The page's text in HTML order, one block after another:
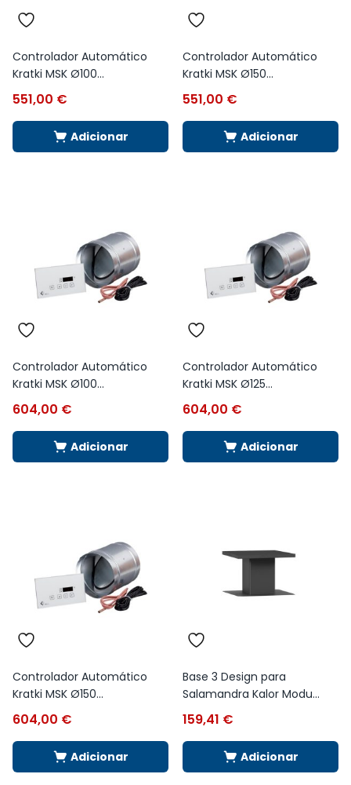
Controlador Automático
Kratki MSK Ø100...
551,00 €
Adicionar
Controlador Automático
Kratki MSK Ø150...
551,00 €
Adicionar
Controlador Automático
Kratki MSK Ø100...
604,00 €
Adicionar
Controlador Automático
Kratki MSK Ø125...
604,00 €
Adicionar
Controlador Automático
Kratki MSK Ø150...
604,00 €
Adicionar
Base 3 Design para
Salamandra Kalor Modu...
159,41 €
Adicionar